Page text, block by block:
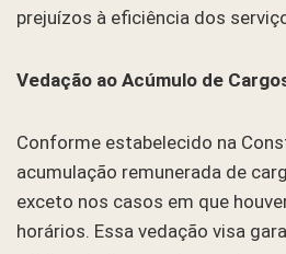
prejuízos à eficiência dos
Vedação ao Acúmulo de
Conforme estabelecido na
acumulação remunerada de
exceto nos casos em que
horários. Essa vedação visa